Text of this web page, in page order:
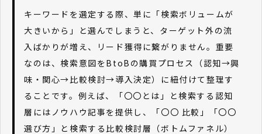
キーワードを選定する際、単に「検索ボリュームが
大きいから」と選んでしまうと、ターゲット外の流
入ばかりが増え、リード獲得に繋がりません。重要
なのは、検索意図をBtoBの購買プロセス（認知→興
味・関心→比較検討→導入決定）に紐付けて整理す
ることです。例えば、「〇〇とは」と検索する認知
層にはノウハウ記事を提供し、「〇〇 比較」「〇〇
選び方」と検索する比較検討層（ボトムファネル）